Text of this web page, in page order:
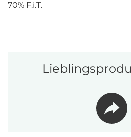
70% F.i.T.